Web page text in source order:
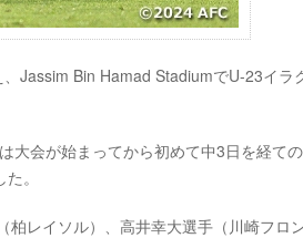
Jassim Bin Hamad StadiumでU-23イラ
大会が始まってから初めて中3日を経て
。
レイソル）、高井幸大選手（川崎フロ